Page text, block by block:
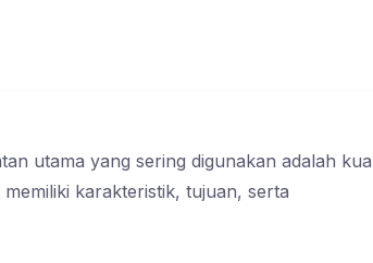
utama yang sering digunakan adalah
karakteristik, tujuan, serta